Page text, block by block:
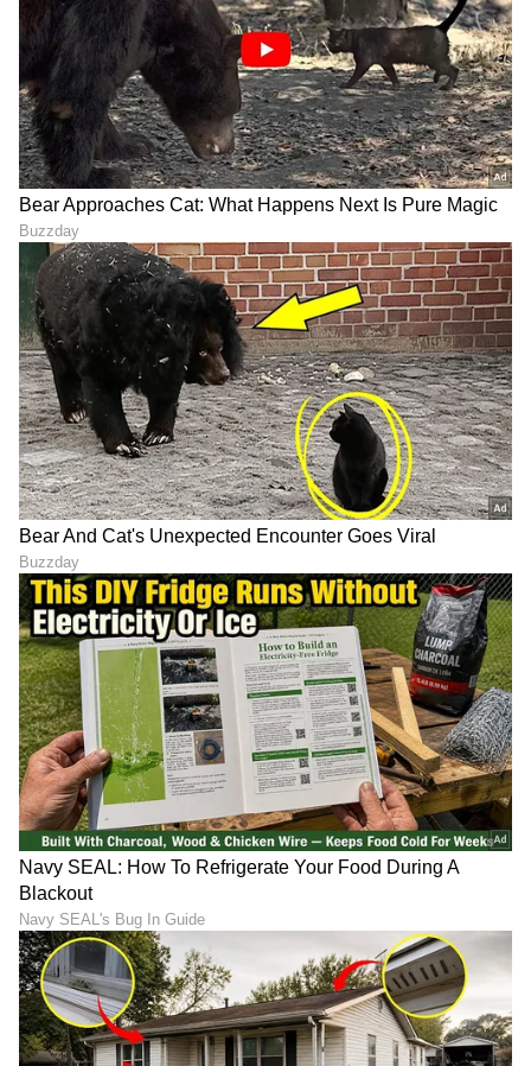
ಕೆಲಸವಾಗಿರಲಿಲ್ಲ. ಇದು ನಿಜಕ್ಕೂ ಕಠಿಣ ಮಾರ್ಗವಾಗಿತ್ತು,
ಇದರ ಬಗ್ಗೆ ಮತ್ತೆ ಮತ್ತೆ ಯೋಚಿಸಲು ಅವರಿಗೆ
ಭಯವಾಗಿತ್ತಂತೆ. ಒಂದು ಸಲ ಎಲ್ಲಾ ಬಿಟ್ಟು ಮನೆಗೆ ಹೋಗಿ
ಬಿಡಲೇ ಎಂದು ಸಹ ನಿರ್ಧಾರ ಮಾಡಿದ್ದರಂತೆ.
8
8
ಇಂದು, ಕರೆನ್ ತನ್ನ ವೃತ್ತಿ ಜೀವನದಲ್ಲಿ ಅದ್ಭುತ ಜರ್ನಿ
ಮಾಡಿದ್ದಾರೆ. ವಾಯ್ಸ್-ಓವರ್ ಗಿಗ್ ತೆಗೆದುಕೊಳ್ಳುವುದು ತನ್ನ
ಜೀವನವನ್ನು ಹೇಗೆ ಸಂಪೂರ್ಣವಾಗಿ ಬದಲಾಯಿಸಿತು ಮತ್ತು
ಅದು ಅಂತಿಮವಾಗಿ ತನ್ನ ಜೀವನ ಮತ್ತು ವೃತ್ತಿಜೀವನದ
ಮೇಲೆ ನಿರೀಕ್ಷಿಸಿದ್ದಕ್ಕಿಂತ ಸಂಪೂರ್ಣವಾಗಿ ವಿಭಿನ್ನ ರೀತಿಯಲ್ಲಿ
ಹೇಗೆ ಪ್ರತಿಫಲಿಸಿತು ಎಂಬುದನ್ನು ಅವರು ಖುಷಿಯಿಂದಲೇ